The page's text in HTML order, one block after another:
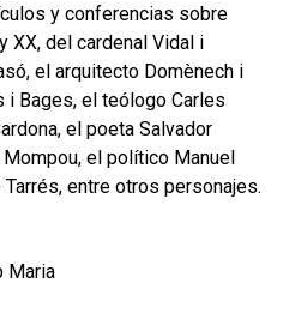
y conferencias sobre
del cardenal Vidal i
el arquitecto Domènech i
i Bages, el teólogo Carles
el poeta Salvador
el político Manuel
entre otros personajes.
Maria